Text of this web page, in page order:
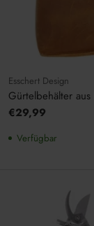
Esschert Design
Gürtelbehälter
€29,99
Verfügbar